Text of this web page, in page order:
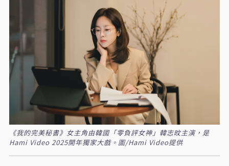
《我的完美秘書》女主角由韓國「零負評女神」韓志旼主演，是
Hami Video 2025開年獨家大戲。圖/Hami Video提供